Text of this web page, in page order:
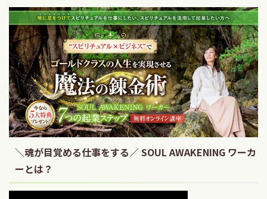
＼魂が目覚める仕事をする／ SOUL AWAKENING ワーカ
ーとは？